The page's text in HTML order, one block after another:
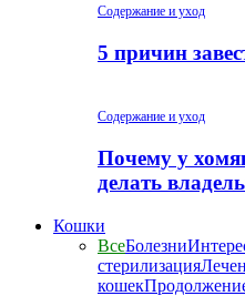
Содержание и уход
5 причин
Содержание и уход
Почему у
делать
Кошки
ВсеБолезни
стерилизация
кошек